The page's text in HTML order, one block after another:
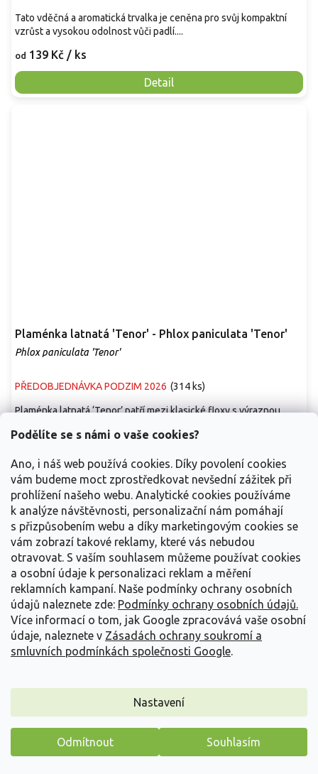
Podělíte se s námi o vaše cookies?
Ano, i náš web používá cookies. Díky povolení cookies
vám budeme moct zprostředkovat nevšední zážitek při
prohlížení našeho webu. Analytické cookies používáme
k analýze návštěvnosti, personalizační nám pomáhají
s přizpůsobením webu a díky marketingovým cookies se
vám zobrazí takové reklamy, které vás nebudou
otravovat. S vaším souhlasem můžeme používat cookies
a osobní údaje k personalizaci reklam a měření
reklamních kampaní. Naše podmínky ochrany osobních
údajů naleznete zde: Podmínky ochrany osobních údajů.
Více informací o tom, jak Google zpracovává vaše osobní
údaje, naleznete v Zásadách ochrany soukromí a
smluvních podmínkách společnosti Google.
Nastavení
Odmítnout Souhlasím
od 139 Kč / ks
Detail
Tato vděčná a aromatická trvalka je ceněna pro svůj kompaktní
vzrůst a vysokou odolnost vůči padlí....
Plaménka latnatá 'Tenor' - Phlox paniculata 'Tenor'
Phlox paniculata 'Tenor'
PŘEDOBJEDNÁVKA PODZIM 2026 (314 ks)
Detail
Plaménka latnatá ‘Tenor’ patří mezi klasické floxy s výraznou
Plaménka 'Hercules' - Phlox amplifolia 'Hercules'
Phlox amplifolia 'Hecules'
Máme pro vás malý dárek